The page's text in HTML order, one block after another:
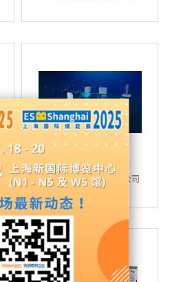
智能设备
伊顿（中国）投资有限公司